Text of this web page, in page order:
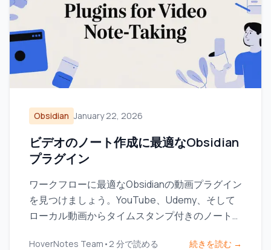
Obsidian January 22, 2026
ビデオのノート作成に最適なObsidian
プラグイン
ワークフローに最適なObsidianの動画プラグイン
を見つけましょう。YouTube、Udemy、そして
ローカル動画からタイムスタンプ付きのノートを
HoverNotes Team • 2 分で読める 続きを読む →